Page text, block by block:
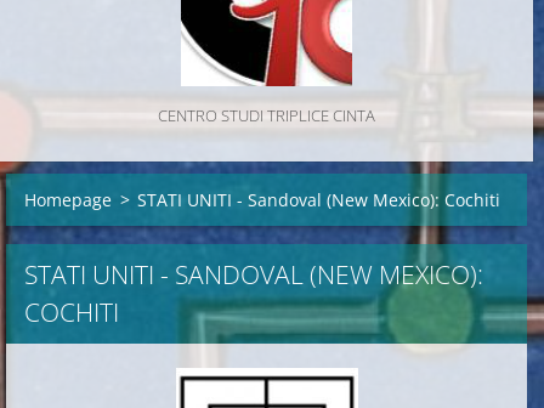
CENTRO STUDI TRIPLICE CINTA
Homepage > STATI UNITI - Sandoval (New Mexico): Cochiti
STATI UNITI - SANDOVAL (NEW MEXICO):
COCHITI